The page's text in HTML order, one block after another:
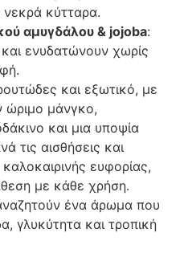
κύτταρα.
αμυγδάλου & jojoba:
ενυδατώνουν χωρίς
και εξωτικό, με
ώριμο μάνγκο,
και μια υποψία
τις αισθήσεις και
ευφορίας,
με κάθε χρήση.
ένα άρωμα που
γλυκύτητα και τροπική